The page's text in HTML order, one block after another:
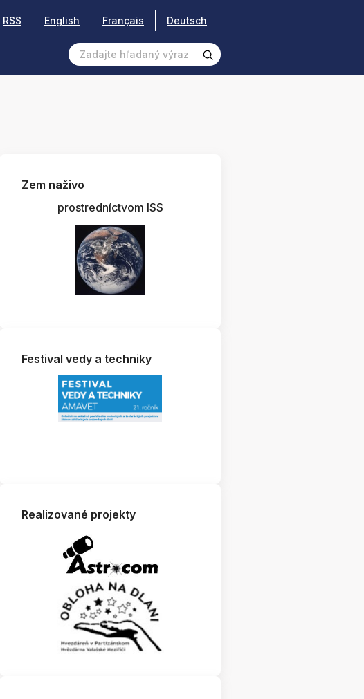
RSS English Français Deutsch
Zem naživo
prostredníctvom ISS
Festival vedy a techniky
Realizované projekty